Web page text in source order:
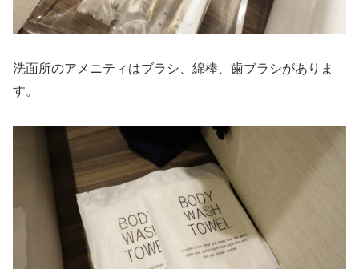
洗面所のアメニティはブラシ、綿棒、歯ブラシがありま
す。